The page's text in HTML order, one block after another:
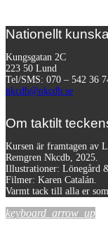
Nationellt
Kungsgatan 2C
223 50 Lund
Tel/SMS: 070 – 542 36
nkcdb@nkcdb.se
Om taktilt
Kursen är framtagen av
Remgren Nkcdb, 2025.
Illustrationer: Lönegård
Filmer: Karen Catalán.
Varmt tack till alla er
keyboard_arrow_up